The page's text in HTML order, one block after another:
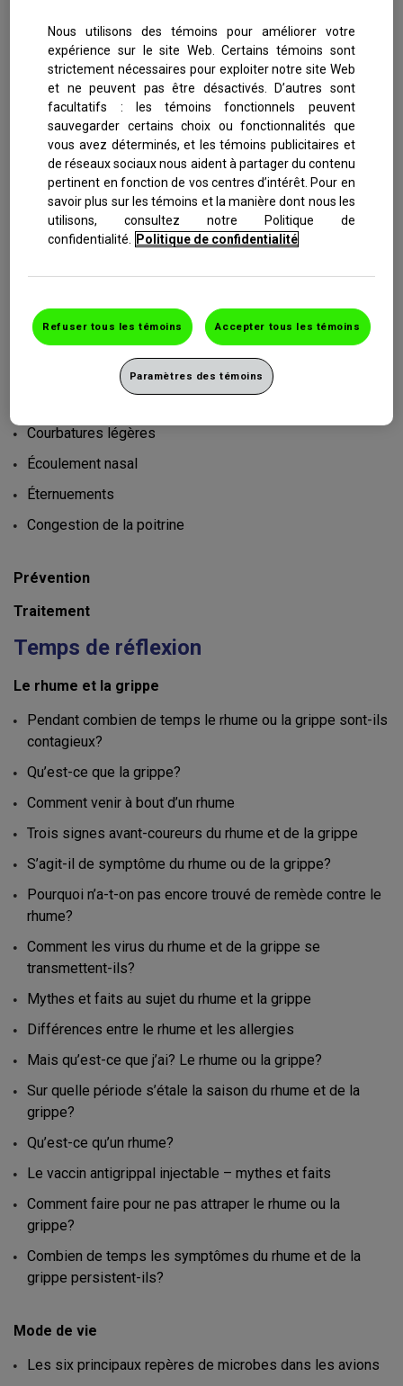
NeoCitran Rhume et Toux Nuit miel et citron Extra Fort
NeoCitran Grippe et Rhume Jour miel et citron Ultra Fort
NeoCitran Grippe et Rhume Nuit miel et citron Ultra Fort
L’essentiel sur le rhume et la grippe
Symptômes
Congestion nasale
Congestion sinusale
Fièvre
Maux de tête
Courbatures légères
Écoulement nasal
Éternuements
Congestion de la poitrine
Prévention
Traitement
Temps de réflexion
Le rhume et la grippe
Pendant combien de temps le rhume ou la grippe sont-ils
contagieux?
Qu’est-ce que la grippe?
Comment venir à bout d’un rhume
Trois signes avant-coureurs du rhume et de la grippe
S’agit-il de symptôme du rhume ou de la grippe?
Pourquoi n’a-t-on pas encore trouvé de remède contre le
rhume?
Comment les virus du rhume et de la grippe se
transmettent-ils?
Mythes et faits au sujet du rhume et la grippe
Différences entre le rhume et les allergies
Mais qu’est-ce que j’ai? Le rhume ou la grippe?
Sur quelle période s’étale la saison du rhume et de la
grippe?
Qu’est-ce qu’un rhume?
Le vaccin antigrippal injectable – mythes et faits
Comment faire pour ne pas attraper le rhume ou la
grippe?
Combien de temps les symptômes du rhume et de la
grippe persistent-ils?
Mode de vie
Les six principaux repères de microbes dans les avions
Nous utilisons des témoins pour améliorer votre
expérience sur le site Web. Certains témoins sont
strictement nécessaires pour exploiter notre site Web
et ne peuvent pas être désactivés. D’autres sont
facultatifs : les témoins fonctionnels peuvent
sauvegarder certains choix ou fonctionnalités que
vous avez déterminés, et les témoins publicitaires et
de réseaux sociaux nous aident à partager du contenu
pertinent en fonction de vos centres d’intérêt. Pour en
savoir plus sur les témoins et la manière dont nous les
utilisons, consultez notre Politique de
confidentialité.
Politique de confidentialité
Refuser tous les témoins Accepter tous les témoins
Paramètres des témoins